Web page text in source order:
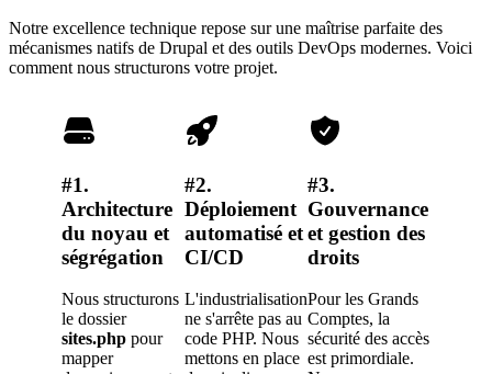
Notre excellence technique repose sur une maîtrise parfaite des
mécanismes natifs de Drupal et des outils DevOps modernes. Voici
comment nous structurons votre projet.
#1.
Architecture
du noyau et
ségrégation
Nous structurons
le dossier
sites.php pour
mapper
#2.
Déploiement
automatisé et
CI/CD
L'industrialisation
ne s'arrête pas au
code PHP. Nous
mettons en place
#3.
Gouvernance
et gestion des
droits
Pour les Grands
Comptes, la
sécurité des accès
est primordiale.